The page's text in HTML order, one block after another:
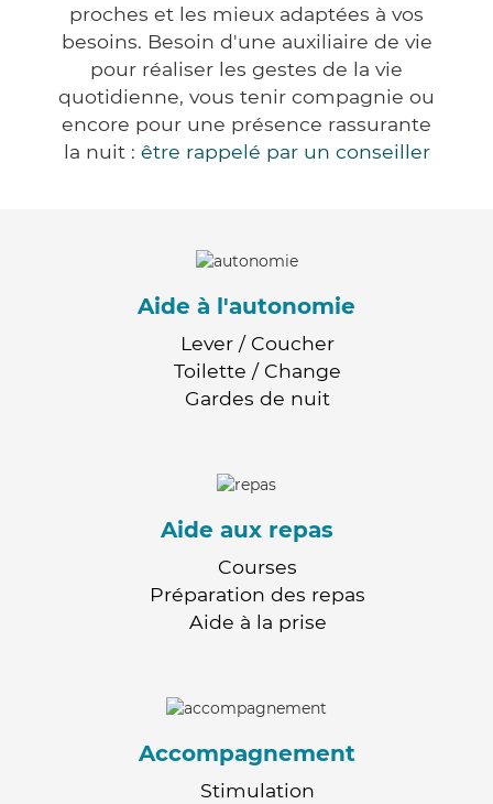
proches et les mieux adaptées à vos
besoins. Besoin d'une auxiliaire de vie
pour réaliser les gestes de la vie
quotidienne, vous tenir compagnie ou
encore pour une présence rassurante
la nuit : être rappelé par un conseiller
Aide à l'autonomie
Lever / Coucher
Toilette / Change
Gardes de nuit
Aide aux repas
Courses
Préparation des repas
Aide à la prise
Accompagnement
Stimulation